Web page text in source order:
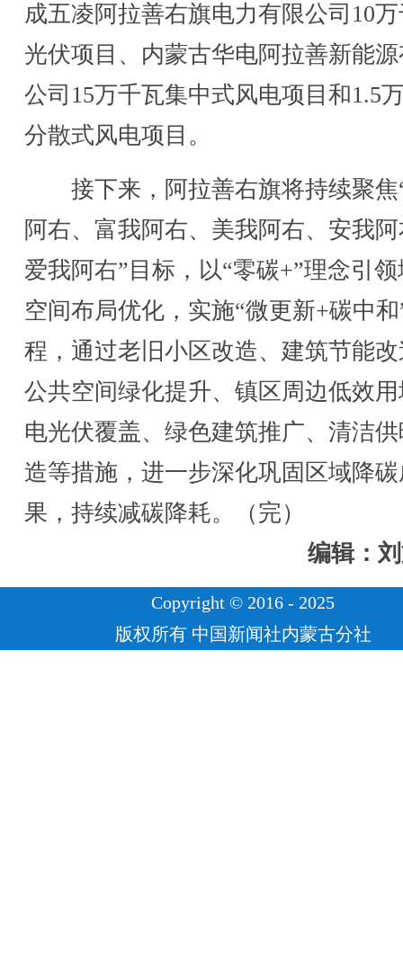
成五凌阿拉善右旗电力有限公司10
光伏项目、内蒙古华电阿拉善新能
公司15万千瓦集中式风电项目和1.5
分散式风电项目。
接下来，阿拉善右旗将持续聚焦
阿右、富我阿右、美我阿右、安我
爱我阿右”目标，以“零碳+”理念引
空间布局优化，实施“微更新+碳中和
程，通过老旧小区改造、建筑节能
公共空间绿化提升、镇区周边低效
电光伏覆盖、绿色建筑推广、清洁
造等措施，进一步深化巩固区域降
果，持续减碳降耗。（完）
编辑：
Copyright © 2016 - 2025
版权所有 中国新闻社内蒙古分社